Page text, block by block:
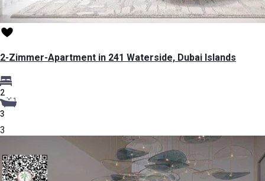
2-Zimmer-Apartment in 241 Waterside, Dubai Islands
2
3
3